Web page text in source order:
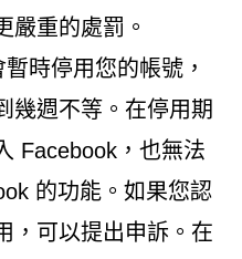
嚴重的處罰。
時停用您的帳號，
幾週不等。在停用期
Facebook，也無法
的功能。如果您認
，可以提出申訴。在